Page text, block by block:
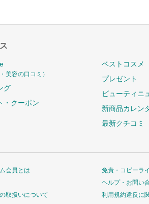
美容の口コミ）
グ
・クーポン
ベストコスメ
プレゼント
ビューティニ
新商品カレン
最新クチコミ
会員とは
取扱いについて
免責・コピーラ
ヘルプ・お問い
利用規約違反に